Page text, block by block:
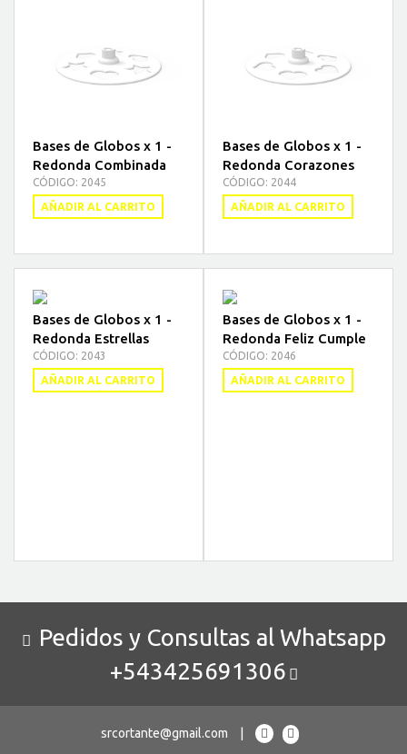
Bases de Globos x 1 -
Redonda Combinada
CÓDIGO: 2045
AÑADIR AL CARRITO
Bases de Globos x 1 -
Redonda Corazones
CÓDIGO: 2044
AÑADIR AL CARRITO
Bases de Globos x 1 -
Redonda Estrellas
CÓDIGO: 2043
AÑADIR AL CARRITO
Bases de Globos x 1 -
Redonda Feliz Cumple
CÓDIGO: 2046
AÑADIR AL CARRITO
Pedidos y Consultas al Whatsapp
+543425691306
srcortante@gmail.com